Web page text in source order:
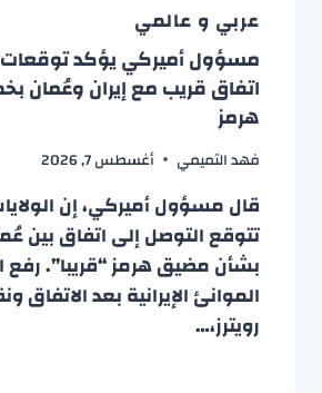
عربي و عالمي
مسؤول أميركي يؤكد توقعات
اتفاق قريب مع إيران
هرمز
فهد التميمي أغسطس 7, 2026
قال مسؤول أميركي، إن
تتوقع التوصل إلى اتفاق بين
بشأن مضيق هرمز “قريبا”. رفع
الموانئ الإيرانية بعد الاتفاق
رويترز،…